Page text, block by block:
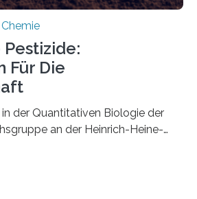
Für Die
der Quantitativen Biologie der
an der Heinrich-Heine-
wie Bakterien auf